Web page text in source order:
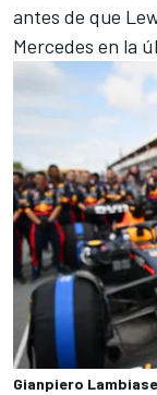
antes de que
Mercedes en la
Gianpiero